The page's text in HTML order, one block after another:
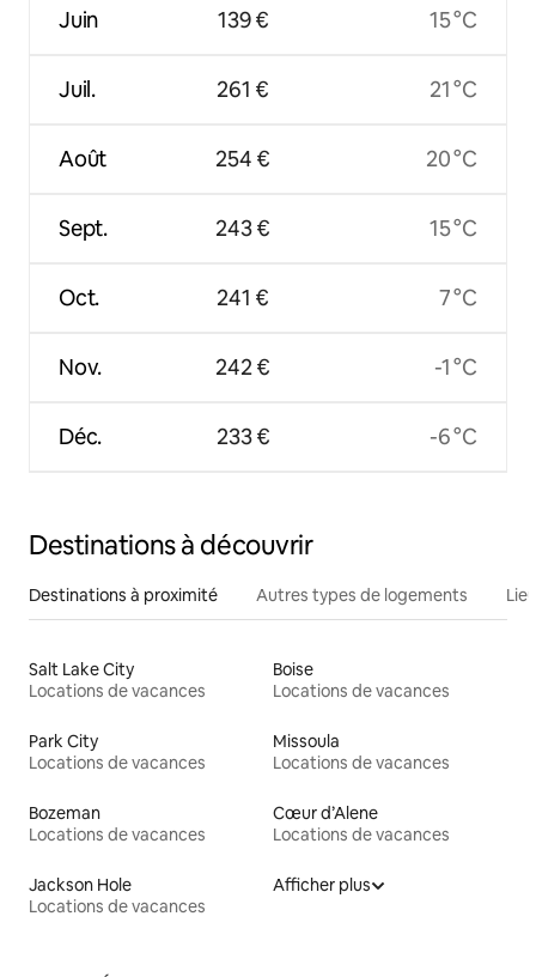
Juin
Juil.
Août
Sept.
Oct.
Nov.
Déc.
139 €
261 €
254 €
243 €
241 €
242 €
233 €
15 °C
21 °C
20 °C
15 °C
7 °C
-1 °C
-6 °C
Destinations à découvrir
Destinations à proximité Autres types de logements
Salt Lake City
Locations de vacances
Boise
Locations de vacances
Park City
Locations de vacances
Missoula
Locations de vacances
Bozeman
Locations de vacances
Cœur d’Alene
Locations de vacances
Jackson Hole
Locations de vacances
Afficher plus